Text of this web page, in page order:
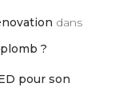
dans
?
pour son